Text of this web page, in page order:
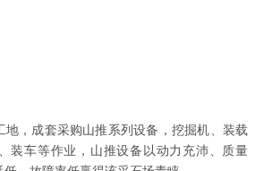
地，成套采购山推系列设备，挖掘机、装载
装车等作业，山推设备以动力充沛、质量